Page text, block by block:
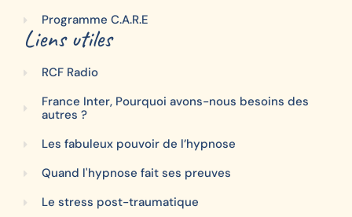
Programme C.A.R.E
Liens utiles
RCF Radio
France Inter, Pourquoi avons-nous besoins des
autres ?
Les fabuleux pouvoir de l’hypnose
Quand l'hypnose fait ses preuves
Le stress post-traumatique